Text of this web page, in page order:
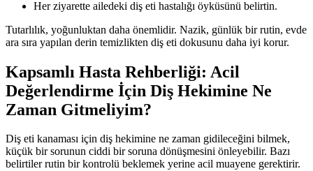
Her ziyarette ailedeki diş eti hastalığı öyküsünü belirtin.
Tutarlılık, yoğunluktan daha önemlidir. Nazik, günlük bir rutin, evde
ara sıra yapılan derin temizlikten diş eti dokusunu daha iyi korur.
Kapsamlı Hasta Rehberliği: Acil
Değerlendirme İçin Diş Hekimine Ne
Zaman Gitmeliyim?
Diş eti kanaması için diş hekimine ne zaman gidileceğini bilmek,
küçük bir sorunun ciddi bir soruna dönüşmesini önleyebilir. Bazı
belirtiler rutin bir kontrolü beklemek yerine acil muayene gerektirir.